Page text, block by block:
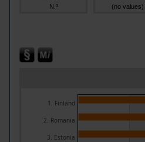
N.º (no values)
1. Finland
2. Romania
3. Estonia